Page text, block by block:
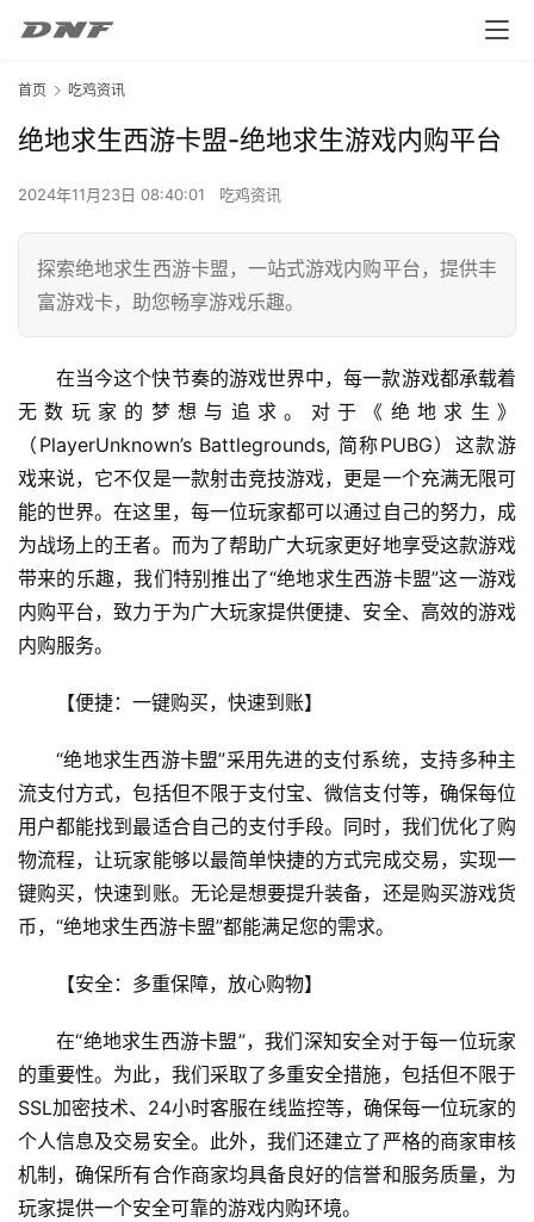
首页 吃鸡资讯
绝地求生西游卡盟-绝地求生游戏内购平台
2024年11月23日 08:40:01 吃鸡资讯
探索绝地求生西游卡盟，一站式游戏内购平台，提供丰
富游戏卡，助您畅享游戏乐趣。
在当今这个快节奏的游戏世界中，每一款游戏都承载着
无数玩家的梦想与追求。对于《绝地求生》
（PlayerUnknown’s Battlegrounds, 简称PUBG）这款游
戏来说，它不仅是一款射击竞技游戏，更是一个充满无限可
能的世界。在这里，每一位玩家都可以通过自己的努力，成
为战场上的王者。而为了帮助广大玩家更好地享受这款游戏
带来的乐趣，我们特别推出了“绝地求生西游卡盟”这一游戏
内购平台，致力于为广大玩家提供便捷、安全、高效的游戏
内购服务。
【便捷：一键购买，快速到账】
“绝地求生西游卡盟”采用先进的支付系统，支持多种主
流支付方式，包括但不限于支付宝、微信支付等，确保每位
用户都能找到最适合自己的支付手段。同时，我们优化了购
物流程，让玩家能够以最简单快捷的方式完成交易，实现一
键购买，快速到账。无论是想要提升装备，还是购买游戏货
币，“绝地求生西游卡盟”都能满足您的需求。
【安全：多重保障，放心购物】
在“绝地求生西游卡盟”，我们深知安全对于每一位玩家
的重要性。为此，我们采取了多重安全措施，包括但不限于
SSL加密技术、24小时客服在线监控等，确保每一位玩家的
个人信息及交易安全。此外，我们还建立了严格的商家审核
机制，确保所有合作商家均具备良好的信誉和服务质量，为
玩家提供一个安全可靠的游戏内购环境。